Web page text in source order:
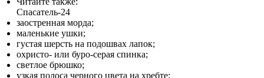
Спасатель-24
заостренная морда;
маленькие ушки;
густая шерсть на подошвах лапок;
охристо- или буро-серая спинка;
светлое брюшко;
узкая полоса черного цвета на хребте;